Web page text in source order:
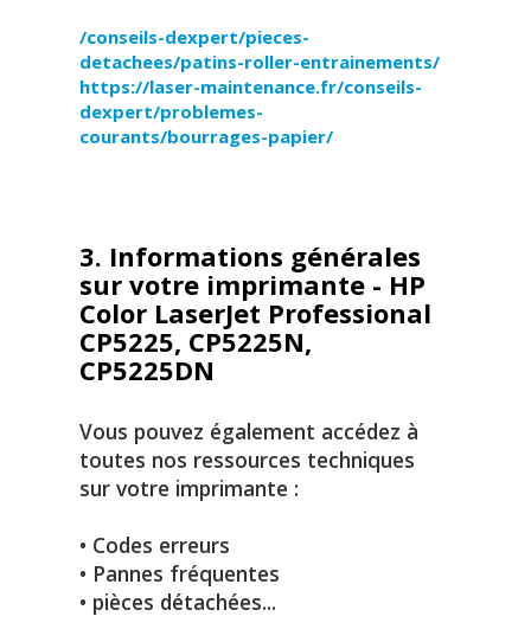
/conseils-dexpert/pieces-
detachees/patins-roller-entrainements/
https://laser-maintenance.fr/conseils-
dexpert/problemes-
courants/bourrages-papier/
3. Informations générales
sur votre imprimante - HP
Color LaserJet Professional
CP5225, CP5225N,
CP5225DN
Vous pouvez également accédez à
toutes nos ressources techniques
sur votre imprimante :
• Codes erreurs
• Pannes fréquentes
• pièces détachées...